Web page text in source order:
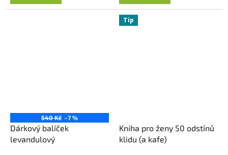
540 Kč –7 %
Dárkový balíček
levandulový
Tip
Kniha pro ženy 50 odstínů
klidu (a kafe)